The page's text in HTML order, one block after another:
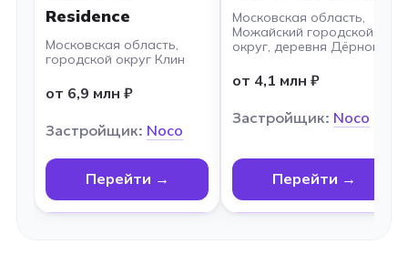
Residence
Московская область,
городской округ Клин
от 6,9 млн ₽
Застройщик: Noco
Перейти →
Московская область,
Можайский городской
округ, деревня Дёрново
от 4,1 млн ₽
Застройщик: Noco
Перейти →